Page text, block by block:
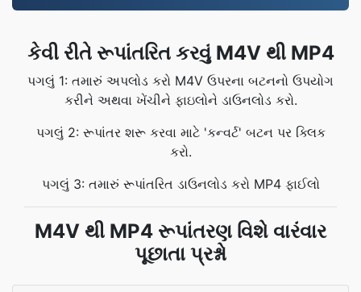
કેવી રીતે રૂપાંતરિત કરવું M4V થી MP4
પગલું 1: તમારું અપલોડ કરો M4V ઉપરના બટનનો ઉપયોગ
કરીને અથવા ખેંચીને ફાઇલોને ડાઉનલોડ કરો.
પગલું 2: રૂપાંતર શરૂ કરવા માટે 'કન્વર્ટ' બટન પર ક્લિક
કરો.
પગલું 3: તમારું રૂપાંતરિત ડાઉનલોડ કરો MP4 ફાઈલો
M4V થી MP4 રૂપાંતરણ વિશે વારંવાર
પૂછાતા પ્રશ્નો